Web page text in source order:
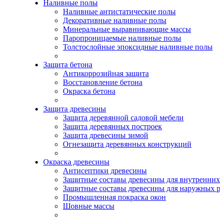
Наливные полы
Наливные антистатические полы
Декоративные наливные полы
Минеральные выравнивающие массы
Паропроницаемые наливные полы
Толстослойные эпоксидные наливные полы
Защита бетона
Антикоррозийная защита
Восстановление бетона
Окраска бетона
Защита древесины
Защита деревянной садовой мебели
Защита деревянных построек
Защита древесины зимой
Огнезащита деревянных конструкций
Окраска древесины
Антисептики древесины
Защитные составы древесины для
Защитные составы древесины для наружных
Промышленная покраска окон
Шовные массы